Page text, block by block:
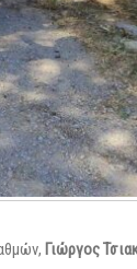
Γιώργος